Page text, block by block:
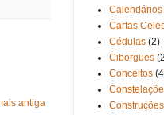
antiga
Calendários
Cartas
Cédulas (2)
Ciborgues
Conceitos
Construções